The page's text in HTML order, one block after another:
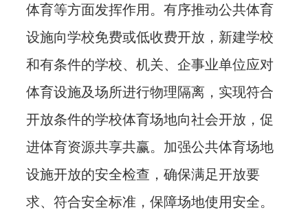
体育等方面发挥作用。有序推动公共体育
设施向学校免费或低收费开放，新建学校
和有条件的学校、机关、企事业单位应对
体育设施及场所进行物理隔离，实现符合
开放条件的学校体育场地向社会开放，促
进体育资源共享共赢。加强公共体育场地
设施开放的安全检查，确保满足开放要
求、符合安全标准，保障场地使用安全。